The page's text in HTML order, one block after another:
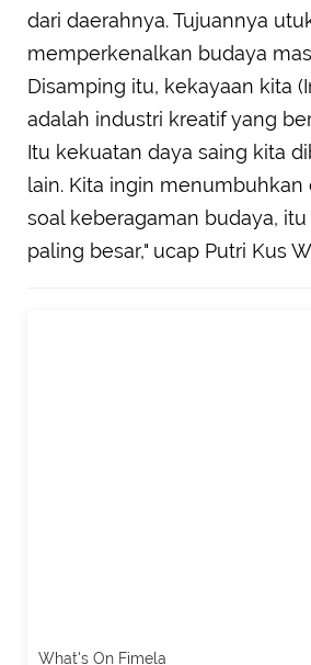
dari daerahnya. Tujuannya
memperkenalkan budaya
Disamping itu, kekayaan kita
adalah industri kreatif yang
Itu kekuatan daya saing kita
lain. Kita ingin menumbuhkan
soal keberagaman budaya,
paling besar," ucap Putri Kus
What's On Fimela